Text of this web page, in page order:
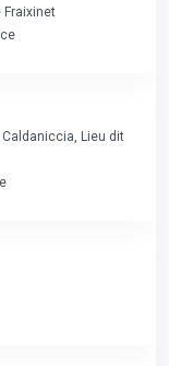
Fraixinet
Lieu dit